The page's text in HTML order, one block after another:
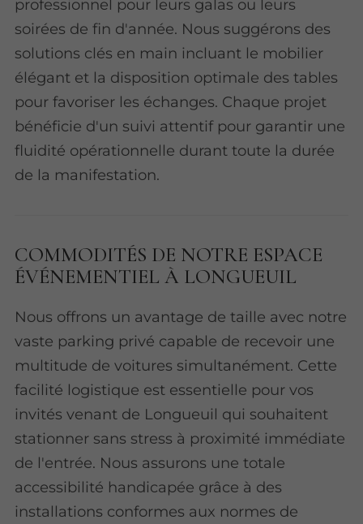
professionnel pour leurs galas ou leurs
soirées de fin d'année. Nous suggérons des
solutions clés en main incluant le mobilier
élégant et la disposition optimale des tables
pour favoriser les échanges. Chaque projet
bénéficie d'un suivi attentif pour garantir une
fluidité opérationnelle durant toute la durée
de la manifestation.
COMMODITÉS DE NOTRE ESPACE
ÉVÉNEMENTIEL À LONGUEUIL
Nous offrons un avantage de taille avec notre
vaste parking privé capable de recevoir une
multitude de voitures simultanément. Cette
facilité logistique est essentielle pour vos
invités venant de Longueuil qui souhaitent
stationner sans stress à proximité immédiate
de l'entrée. Nous assurons une totale
accessibilité handicapée grâce à des
installations conformes aux normes de